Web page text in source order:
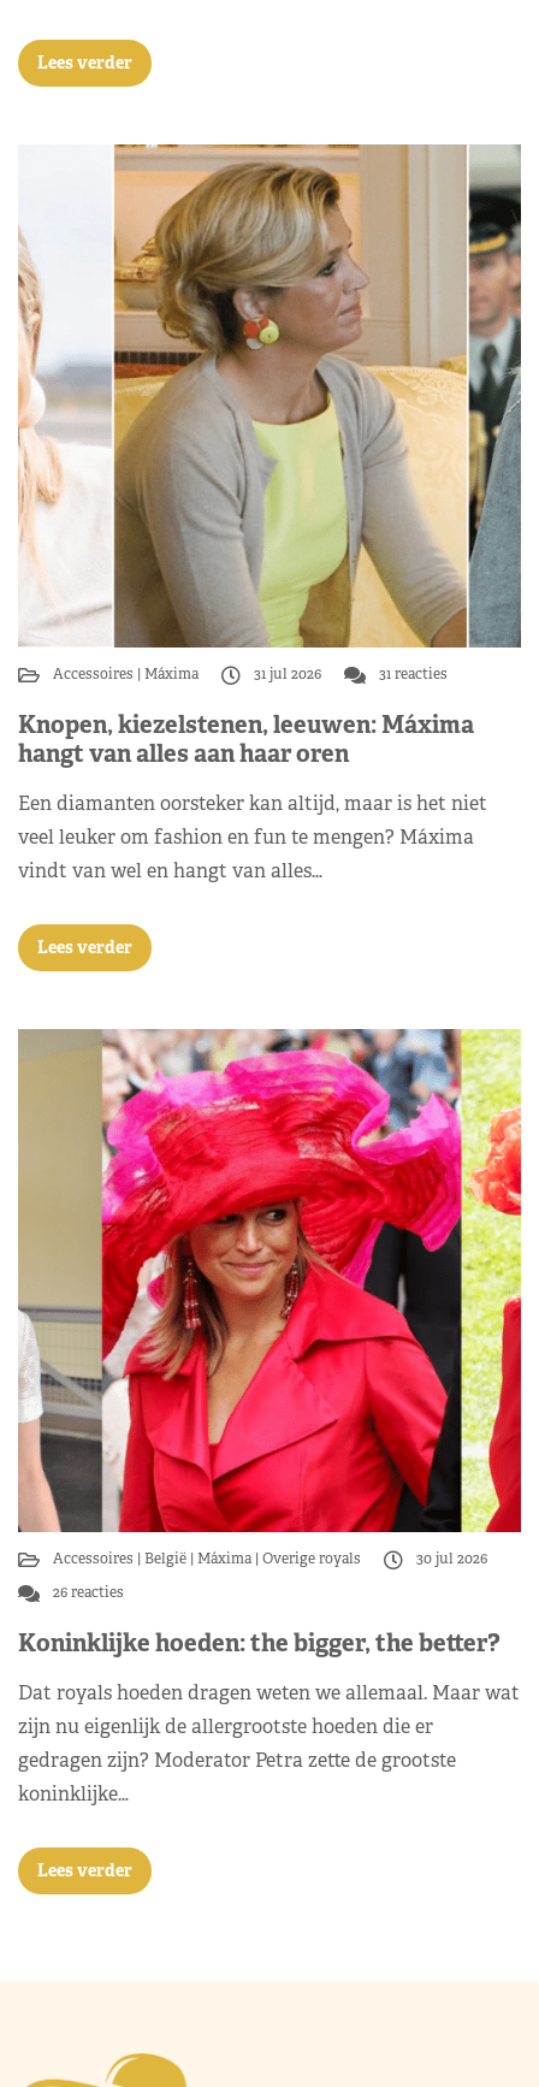
Lees verder
Accessoires Máxima 31 jul 2026 31 reacties
Knopen, kiezelstenen, leeuwen: Máxima
hangt van alles aan haar oren
Een diamanten oorsteker kan altijd, maar is het niet
veel leuker om fashion en fun te mengen? Máxima
vindt van wel en hangt van alles…
Lees verder
Accessoires België Máxima Overige royals
30 jul 2026
26 reacties
Koninklijke hoeden: the bigger, the better?
Dat royals hoeden dragen weten we allemaal. Maar wat
zijn nu eigenlijk de allergrootste hoeden die er
gedragen zijn? Moderator Petra zette de grootste
koninklijke…
Lees verder